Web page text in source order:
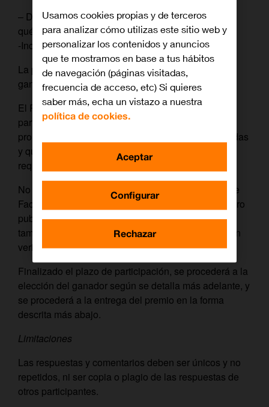
– Dinos cuál es tu deporte veraniego favorito y por
qué.
-Incluye en tus respuestas el HT#OrangeTV
La participación (1) más divertida y original será la
ganadora.
El Participante podrá acumular cuantas
participaciones desee durante la vigencia de la
promoción, siempre que sean respuestas no repetidas
y que haya cumplido previamente con el resto de
requisitos de este apartado.
No se aceptarán cuentas de Twitter, Instagram, ni de
Facebook sin actividad en su perfil (es decir, con cero
publicaciones o sólo publicaciones comerciales), ni
tampoco mediante perfiles privados que no permitan
verificar la identidad del Participante.
Finalizado el plazo de participación, se procederá a la
elección del ganador según se detalla más adelante, y
se procederá a la entrega del premio en la forma
descrita más abajo.
Limitaciones
Las respuestas y comentarios deben ser únicos y no
repetidos, ni ser copia o plagio de las respuestas de
otros participantes.
Usamos cookies propias y de terceros
para analizar cómo utilizas este sitio web y
personalizar los contenidos y anuncios
que te mostramos en base a tus hábitos
de navegación (páginas visitadas,
frecuencia de acceso, etc) Si quieres
saber más, echa un vistazo a nuestra
política de cookies.
Configurar
Rechazar
Aceptar